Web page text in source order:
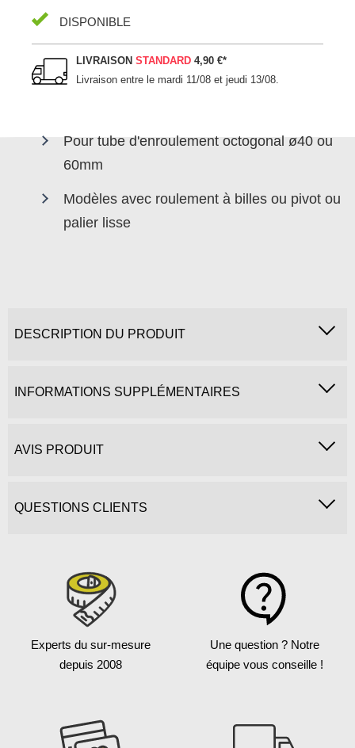
DISPONIBLE
LIVRAISONSTANDARD 4,90 €*
Livraison entre lemardi 11/08 et jeudi 13/08.
Pour tube d'enroulement octogonal ø40 ou
60mm
Modèles avec roulement à billes ou pivot ou
palier lisse
DESCRIPTION DU PRODUIT
INFORMATIONS SUPPLÉMENTAIRES
AVIS PRODUIT
QUESTIONS CLIENTS
Experts du sur-mesure
depuis 2008
Une question ? Notre
équipe vous conseille !